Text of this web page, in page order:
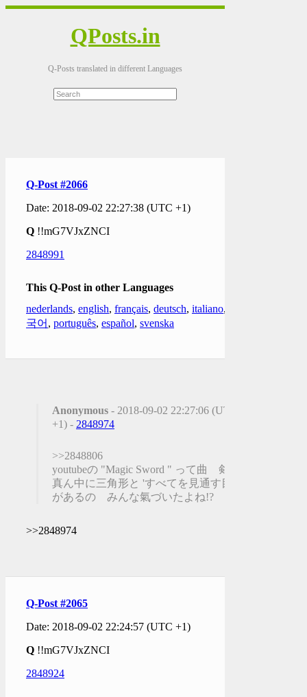
QPosts.in
Q-Posts translated in different Languages
Q-Post #2066
Date: 2018-09-02 22:27:38 (UTC +1)
Q !!mG7VJxZNCI
2848991
This Q-Post in other Languages
nederlands, english, français, deutsch, italiano,
국어 , português, español, svenska
Anonymous - 2018-09-02 22:27:06 (UTC
+1) - 2848974
>>2848806
youtubeの "Magic Sword " って曲 剣の
真ん中に三角形と 'すべてを見通す目'
があるの みんな氣づいたよね!?
>>2848974
Q-Post #2065
Date: 2018-09-02 22:24:57 (UTC +1)
Q !!mG7VJxZNCI
2848924